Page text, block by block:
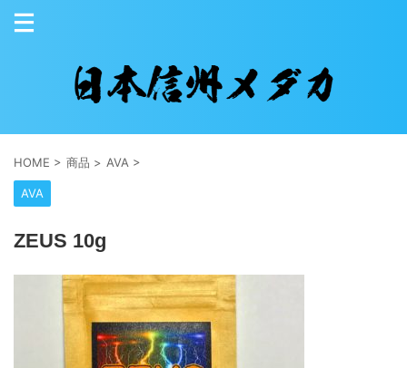
HOME > 商品 > AVA >
AVA
ZEUS 10g